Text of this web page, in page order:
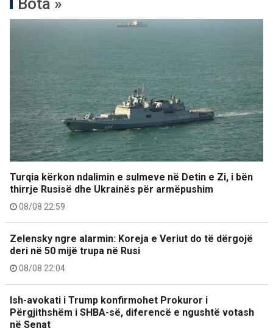
Bota »
Turqia kërkon ndalimin e sulmeve në Detin e Zi, i bën
thirrje Rusisë dhe Ukrainës për armëpushim
08/08 22:59
Zelensky ngre alarmin: Koreja e Veriut do të dërgojë
deri në 50 mijë trupa në Rusi
08/08 22:04
Ish-avokati i Trump konfirmohet Prokuror i
Përgjithshëm i SHBA-së, diferencë e ngushtë votash
në Senat